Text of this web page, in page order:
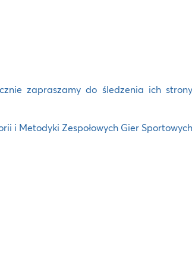
zapraszamy do śledzenia ich
i Metodyki Zespołowych Gier